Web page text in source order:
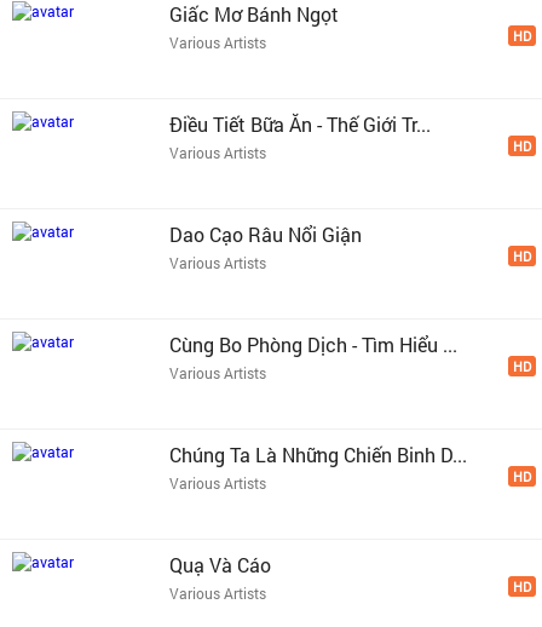
Giấc Mơ Bánh Ngọt
Various Artists HD
Điều Tiết Bữa Ăn - Thế Giới Tr...
Various Artists HD
Dao Cạo Râu Nổi Giận
Various Artists HD
Cùng Bo Phòng Dịch - Tìm Hiểu ...
Various Artists HD
Chúng Ta Là Những Chiến Binh D...
Various Artists HD
Quạ Và Cáo
Various Artists HD